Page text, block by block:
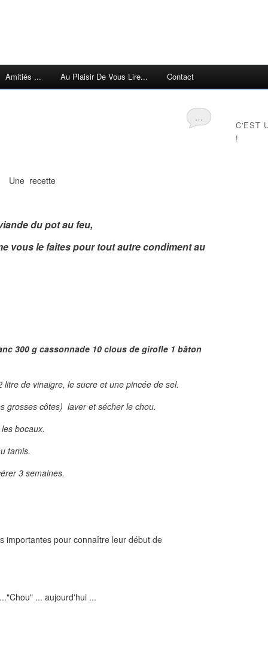
Amitiés ... Au Plaisir De Vous Lire... Contact
…
Une recette
du pot au feu,
vous le faites pour tout autre condiment au
300 g cassonnade 10 clous de girofle 1 bâton
de vinaigre, le sucre et une pincée de sel.
grosses côtes) laver et sécher le chou.
bocaux.
tamis.
3 semaines.
importantes pour connaître leur début de
C'EST
!